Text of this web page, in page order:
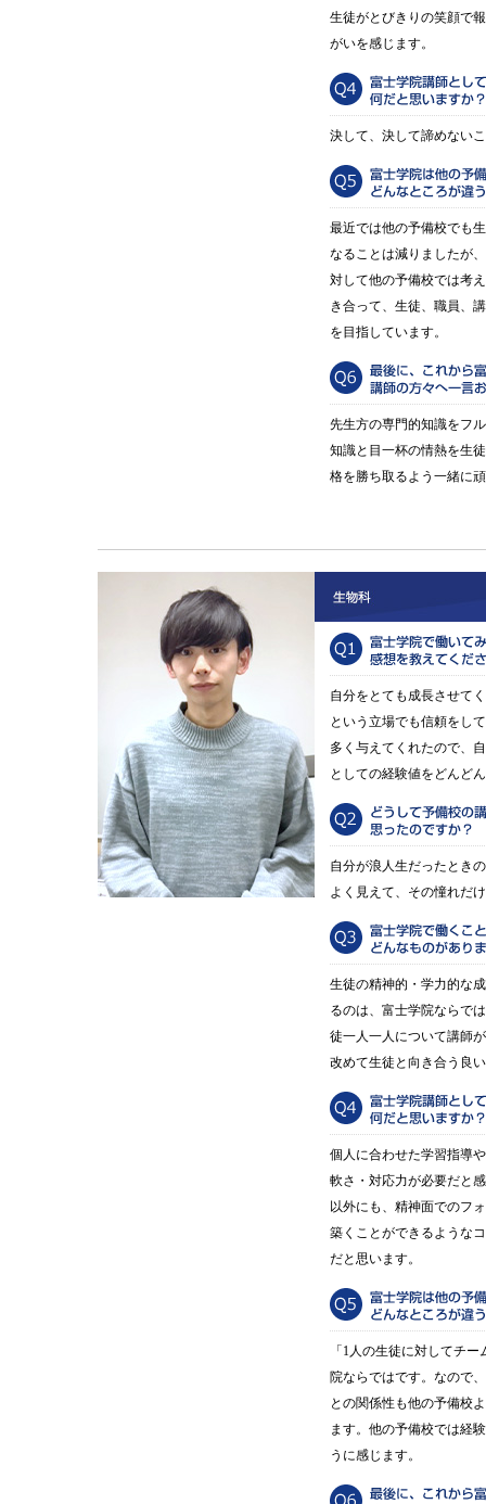
生徒がとびきりの笑顔で
がいを感じます。
決して、決して諦めない
最近では他の予備校でも
なることは減りましたが
対して他の予備校では考
き合って、生徒、職員、
を目指しています。
先生方の専門的知識をフ
知識と目一杯の情熱を生
格を勝ち取るよう一緒に
自分をとても成長させて
という立場でも信頼をし
多く与えてくれたので、
としての経験値をどんど
自分が浪人生だったとき
よく見えて、その憧れだ
生徒の精神的・学力的な
るのは、富士学院ならで
徒一人一人について講師
改めて生徒と向き合う良
個人に合わせた学習指導
軟さ・対応力が必要だと
以外にも、精神面でのフ
築くことができるような
だと思います。
「1人の生徒に対してチ
院ならではです。なので
との関係性も他の予備校
ます。他の予備校では経
うに感じます。